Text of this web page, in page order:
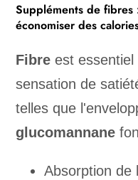
Suppléments de fibres
économiser des
Fibre est
sensation de
telles que
glucomannane
Absorption de